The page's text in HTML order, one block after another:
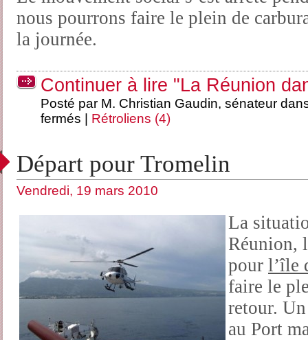
nous pourrons faire le plein de
la journée.
Continuer à lire "La Réunion
Posté par M. Christian Gaudin, sénateur
fermés
Rétroliens (4)
Départ pour Tromelin
Vendredi, 19 mars 2010
La
Réunion,
pour l’île
faire le
retour.
au Port